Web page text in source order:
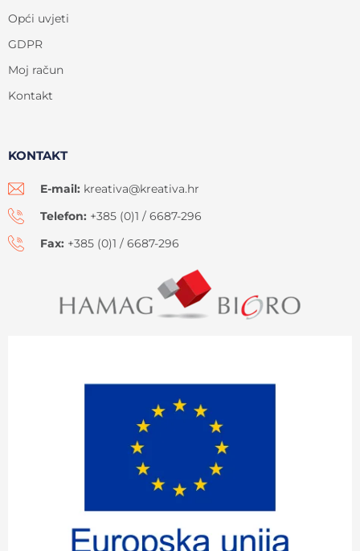
Opći uvjeti
GDPR
Moj račun
Kontakt
KONTAKT
E-mail: kreativa@kreativa.hr
Telefon: +385 (0)1 / 6687-296
Fax: +385 (0)1 / 6687-296